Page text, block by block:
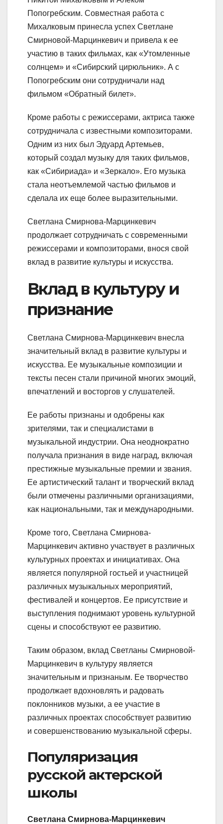
Попогребским. Совместная работа с
Михалковым принесла успех Светлане
Смирновой-Марцинкевич и привела к ее
участию в таких фильмах, как «Утомленные
солнцем» и «Сибирский цирюльник». А с
Попогребским они сотрудничали над
фильмом «Обратный билет».
Кроме работы с режиссерами, актриса также
сотрудничала с известными композиторами.
Одним из них был Эдуард Артемьев,
который создал музыку для таких фильмов,
как «Сибириада» и «Зеркало». Его музыка
стала неотъемлемой частью фильмов и
сделала их еще более выразительными.
Светлана Смирнова-Марцинкевич
продолжает сотрудничать с современными
режиссерами и композиторами, внося свой
вклад в развитие культуры и искусства.
Вклад в культуру и
признание
Светлана Смирнова-Марцинкевич внесла
значительный вклад в развитие культуры и
искусства. Ее музыкальные композиции и
тексты песен стали причиной многих эмоций,
впечатлений и восторгов у слушателей.
Ее работы признаны и одобрены как
зрителями, так и специалистами в
музыкальной индустрии. Она неоднократно
получала признания в виде наград, включая
престижные музыкальные премии и звания.
Ее артистический талант и творческий вклад
были отмечены различными организациями,
как национальными, так и международными.
Кроме того, Светлана Смирнова-
Марцинкевич активно участвует в различных
культурных проектах и инициативах. Она
является популярной гостьей и участницей
различных музыкальных мероприятий,
фестивалей и концертов. Ее присутствие и
выступления поднимают уровень культурной
сцены и способствуют ее развитию.
Таким образом, вклад Светланы Смирновой-
Марцинкевич в культуру является
значительным и признаным. Ее творчество
продолжает вдохновлять и радовать
поклонников музыки, а ее участие в
различных проектах способствует развитию
и совершенствованию музыкальной сферы.
Популяризация
русской актерской
школы
Светлана Смирнова-Марцинкевич